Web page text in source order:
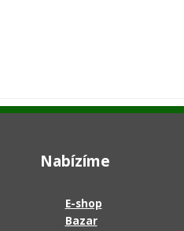
Nabízíme
E-shop
Bazar